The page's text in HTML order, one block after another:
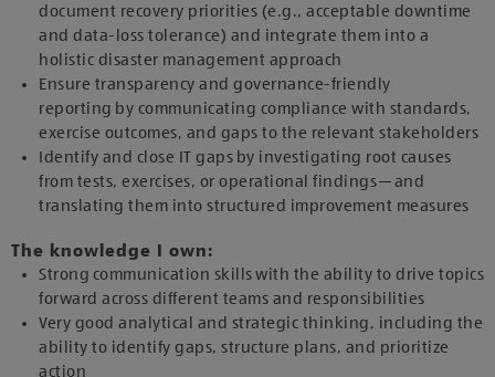
document recovery priorities (e.g., acceptable downtime
and data-loss tolerance) and integrate them into a
holistic disaster management approach
Ensure transparency and governance-friendly
reporting by communicating compliance with standards,
exercise outcomes, and gaps to the relevant stakeholders
Identify and close IT gaps by investigating root causes
from tests, exercises, or operational findings—and
translating them into structured improvement measures
The knowledge I own:
Strong communication skills with the ability to drive topics
forward across different teams and responsibilities
Very good analytical and strategic thinking, including the
ability to identify gaps, structure plans, and prioritize
action